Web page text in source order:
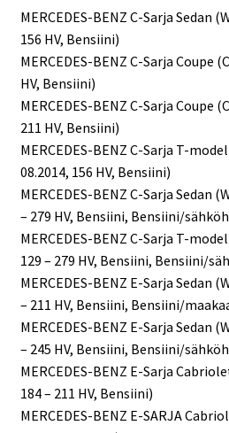
MERCEDES-BENZ C-Sarja Sedan
156 HV, Bensiini)
MERCEDES-BENZ C-Sarja Coupe
HV, Bensiini)
MERCEDES-BENZ C-Sarja Coupe
211 HV, Bensiini)
MERCEDES-BENZ C-Sarja T-
08.2014, 156 HV, Bensiini)
MERCEDES-BENZ C-Sarja Sedan
– 279 HV, Bensiini, Bensiini/
MERCEDES-BENZ C-Sarja T-
129 – 279 HV, Bensiini, Bensiini/
MERCEDES-BENZ E-Sarja Sedan
– 211 HV, Bensiini, Bensiini/
MERCEDES-BENZ E-Sarja Sedan
– 245 HV, Bensiini, Bensiini/
MERCEDES-BENZ E-Sarja
184 – 211 HV, Bensiini)
MERCEDES-BENZ E-SARJA